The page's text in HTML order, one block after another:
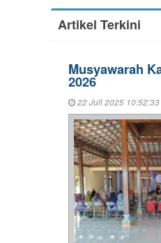
Artikel Terkini
Musyawarah
2026
22 Juli 2025 10:52:33